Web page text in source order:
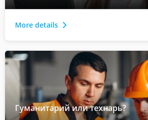
More details
Гуманитарий или технарь?